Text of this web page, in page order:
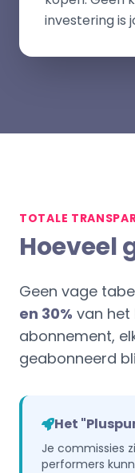
investering is
TOTALE
Hoeveel
Geen vage
en 30% van het
abonnement,
geabonneerd
Het
Je commissies
performers